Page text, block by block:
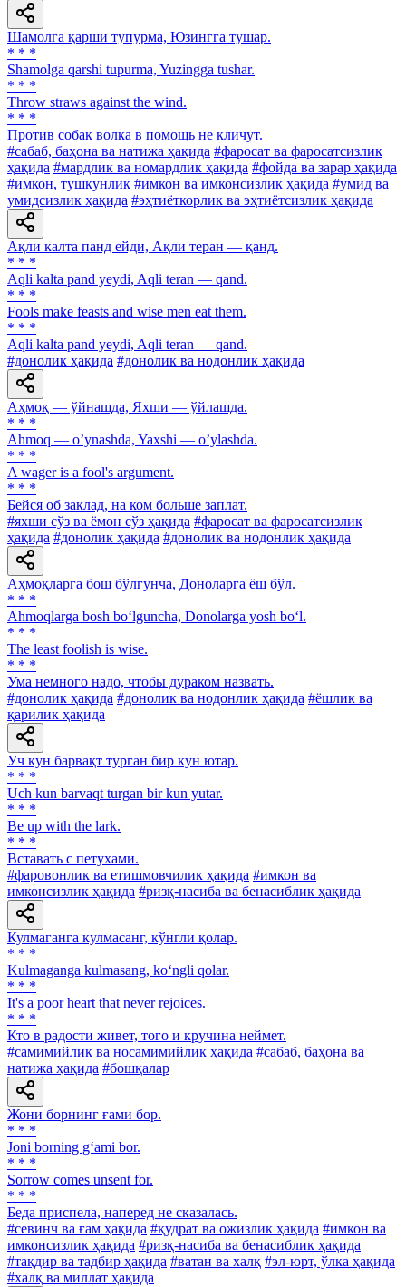
Шамолга қарши тупурма, Юзингга тушар.
* * *
Shamolga qarshi tupurma, Yuzingga tushar.
* * *
Throw straws against the wind.
* * *
Против собак волка в помощь не кличут.
#сабаб, баҳона ва натижа ҳақида #фаросат ва фаросатсизлик
ҳақида #мардлик ва номардлик ҳақида #фойда ва зарар ҳақида
#имкон, тушкунлик #имкон ва имконсизлик ҳақида #умид ва
умидсизлик ҳақида #эҳтиёткорлик ва эҳтиётсизлик ҳақида
Ақли калта панд ейди, Ақли теран — қанд.
* * *
Aqli kalta pand yeydi, Aqli teran — qand.
* * *
Fools make feasts and wise men eat them.
* * *
Aqli kalta pand yeydi, Aqli teran — qand.
#донолик ҳақида #донолик ва нодонлик ҳақида
Аҳмоқ — ўйнашда, Яхши — ўйлашда.
* * *
Аhmoq — oʼynashda, Yaxshi — oʼylashda.
* * *
A wager is a fool's argument.
* * *
Бейся об заклад, на ком больше заплат.
#яхши сўз ва ёмон сўз ҳақида #фаросат ва фаросатсизлик
ҳақида #донолик ҳақида #донолик ва нодонлик ҳақида
Аҳмоқларга бош бўлгунча, Доноларга ёш бўл.
* * *
Ahmoqlarga bosh bo‘lguncha, Donolarga yosh bo‘l.
* * *
The least foolish is wise.
* * *
Ума немного надо, чтобы дураком назвать.
#донолик ҳақида #донолик ва нодонлик ҳақида #ёшлик ва
қарилик ҳақида
Уч кун барвақт турган бир кун ютар.
* * *
Uch kun barvaqt turgan bir kun yutar.
* * *
Be up with the lark.
* * *
Вставать с петухами.
#фаровонлик ва етишмовчилик ҳақида #имкон ва
имконсизлик ҳақида #ризқ-насиба ва бенасиблик ҳақида
Кулмаганга кулмасанг, кўнгли қолар.
* * *
Kulmaganga kulmasang, ko‘ngli qolar.
* * *
It's a poor heart that never rejoices.
* * *
Кто в радости живет, того и кручина неймет.
#самимийлик ва носамимийлик ҳақида #сабаб, баҳона ва
натижа ҳақида #бошқалар
Жони борнинг ғами бор.
* * *
Joni borning g‘ami bor.
* * *
Sorrow comes unsent for.
* * *
Беда приспела, наперед не сказалась.
#севинч ва ғам ҳақида #қудрат ва ожизлик ҳақида #имкон ва
имконсизлик ҳақида #ризқ-насиба ва бенасиблик ҳақида
#тақдир ва тадбир ҳақида #ватан ва халқ #эл-юрт, ўлка ҳақида
#халқ ва миллат ҳақида